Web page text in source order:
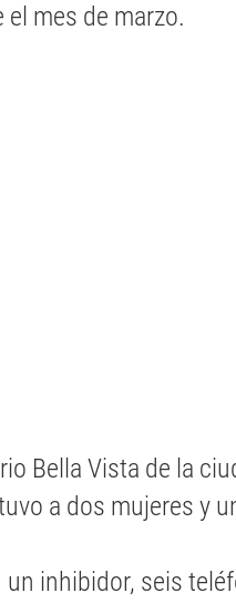
el mes de marzo.
Bella Vista de la
a dos mujeres y
inhibidor, seis